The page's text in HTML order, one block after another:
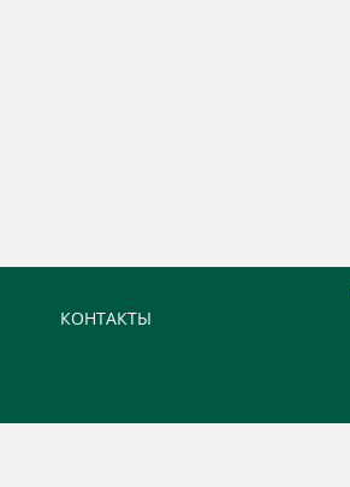
КОНТАКТЫ